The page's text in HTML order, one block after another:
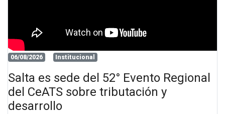
06/08/2026 Institucional
Salta es sede del 52° Evento Regional
del CeATS sobre tributación y
desarrollo